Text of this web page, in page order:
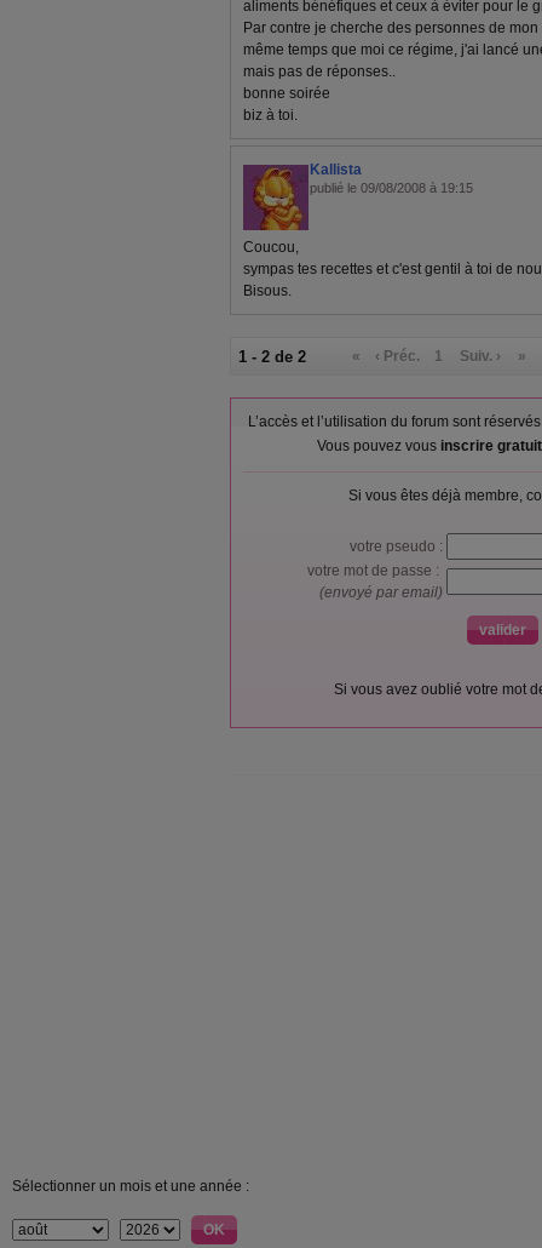
aliments bénéfiques et ceux à éviter pour le
Par contre je cherche des personnes de
même temps que moi ce régime, j'ai lancé
mais pas de réponses..
bonne soirée
biz à toi.
Kallista
publié le 09/08/2008 à 19:15
Coucou,
sympas tes recettes et c'est gentil à toi de
Bisous.
1 - 2 de 2 « ‹ Préc. 1 Suiv. › »
L’accès et l’utilisation du forum sont
Vous pouvez vous inscrire
Si vous êtes déjà membre,
votre pseudo :
votre mot de passe :
(envoyé par email)
Si vous avez oublié votre mot
Sélectionner un mois et une année :